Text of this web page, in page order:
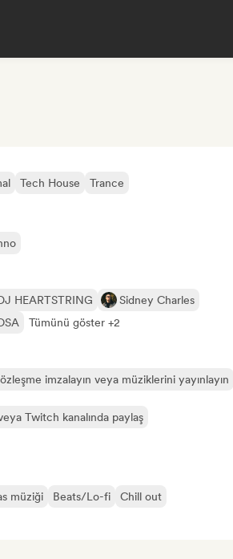
Tech House
Trance
HEARTSTRING
Sidney Charles
Tümünü göster +2
imzalayın veya müziklerini yayınlayın
Twitch kanalında paylaş
müziği Beats/Lo-fi
Chill out